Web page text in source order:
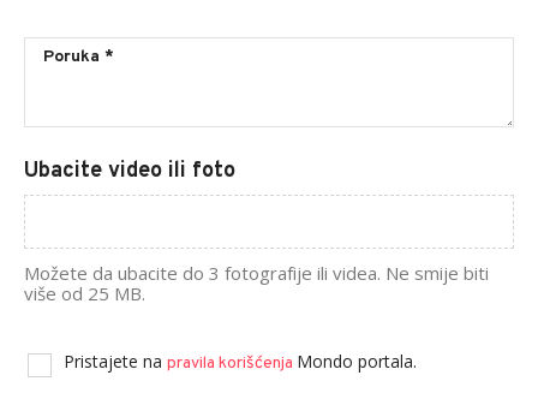
Ubacite video ili foto
Možete da ubacite do 3 fotografije ili videa. Ne smije biti
više od 25 MB.
Pristajete na pravila korišćenja Mondo portala.